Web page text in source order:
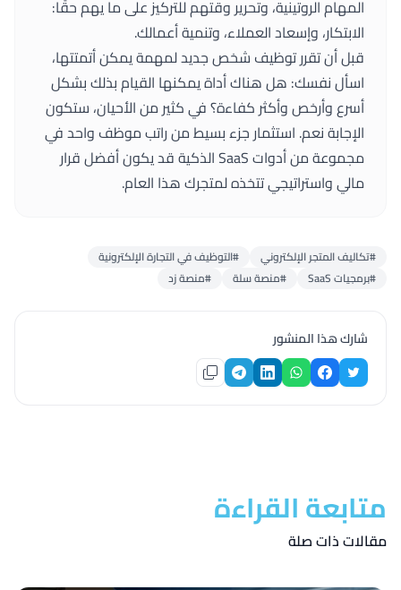
المهام الروتينية، وتحرير وقتهم للتركيز على ما يهم حقًا:
الابتكار، وإسعاد العملاء، وتنمية أعمالك.
قبل أن تقرر توظيف شخص جديد لمهمة يمكن أتمتتها،
اسأل نفسك: هل هناك أداة يمكنها القيام بذلك بشكل
أسرع وأرخص وأكثر كفاءة؟ في كثير من الأحيان، ستكون
الإجابة نعم. استثمار جزء بسيط من راتب موظف واحد في
مجموعة من أدوات SaaS الذكية قد يكون أفضل قرار
مالي واستراتيجي تتخذه لمتجرك هذا العام.
#تكاليف المتجر الإلكتروني
#التوظيف في التجارة الإلكترونية
#برمجيات SaaS
#منصة سلة #منصة زد
شارك هذا المنشور
متابعة القراءة
مقالات ذات صلة